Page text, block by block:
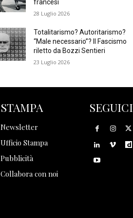
francesi
28 Luglio 2026
Totalitarismo? Autoritarismo?
“Male necessario”? Il Fascismo
riletto da Bozzi Sentieri
23 Luglio 2026
STAMPA
Newsletter
Ufficio Stampa
Pubblicità
Collabora con noi
SEGUICI